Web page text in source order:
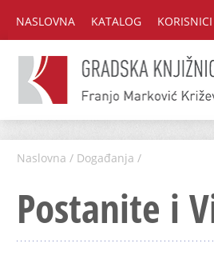
NASLOVNA KATALOG KORISNICI
Naslovna / Događanja /
Postanite i